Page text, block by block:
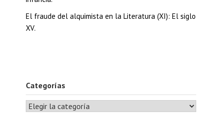
El fraude del alquimista en la Literatura (XI): El siglo
XV.
Categorías